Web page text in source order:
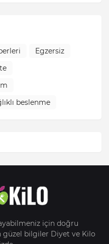
Egzersiz
beslenme
için doğru
güzel bilgiler Diyet ve Kilo